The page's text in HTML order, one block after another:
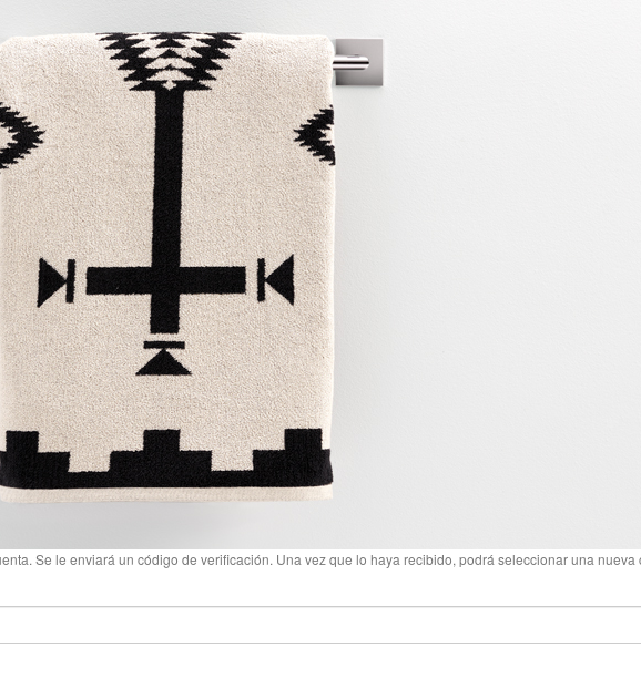
Se le enviará un código de verificación. Una vez que lo haya recibido, podrá seleccionar una nueva